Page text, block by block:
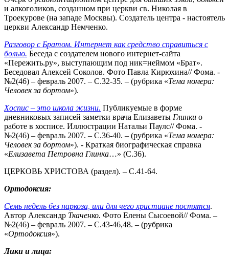
и алкоголиков, созданном при церкви св. Николая в
Троекурове (на западе Москвы). Создатель центра - настоятель
церкви Александр Немченко.
Разговор с Братом. Интернет как средство справиться с
болью. Беседа с создателем нового интернет-сайта
«Пережить.ру», выступающим под ник=неймом «Брат».
Беседовал Алексей Соколов. Фото Павла Кирюхина// Фома. -
№2(46) – февраль 2007. – С.32-35. – (рубрика «Тема номера:
Человек за бортом»).
Хоспис – это школа жизни. Публикуемые в форме
дневниковых записей заметки врача Елизаветы Глинки о
работе в хосписе. Иллюстрации Натальи Паулс// Фома. -
№2(46) – февраль 2007. – С.36-40. – (рубрика «Тема номера:
Человек за бортом»). - Краткая биографическая справка
«Елизавета Петровна Глинка…» (С.36).
ЦЕРКОВЬ ХРИСТОВА (раздел). – С.41-64.
Ортодоксия:
Семь недель без наркоза, или для чего христиане постятся.
Автор Александр Ткаченко. Фото Елены Сысоевой// Фома. –
№2(46) – февраль 2007. – С.43-46,48. – (рубрика
«Ортодоксия»).
Лики и лица: